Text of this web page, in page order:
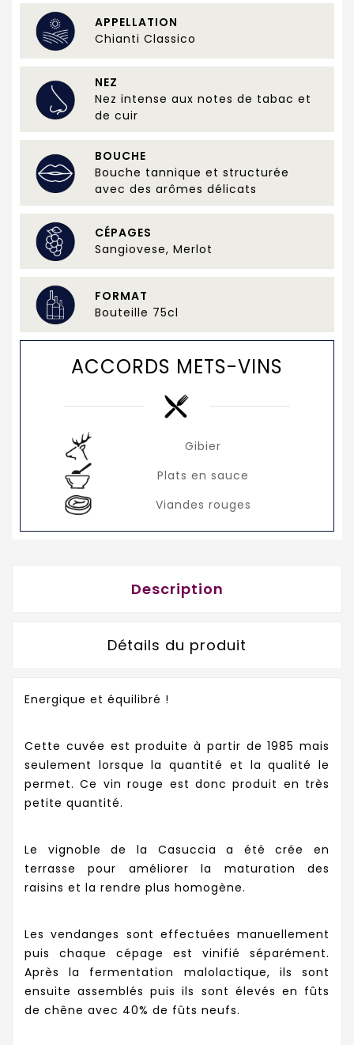
APPELLATION
Chianti Classico
NEZ
Nez intense aux notes de tabac et
de cuir
BOUCHE
Bouche tannique et structurée
avec des arômes délicats
CÉPAGES
Sangiovese, Merlot
FORMAT
Bouteille 75cl
ACCORDS METS-VINS
Gibier
Plats en sauce
Viandes rouges
Description
Détails du produit
Energique et équilibré !
Cette cuvée est produite à partir de 1985 mais
seulement lorsque la quantité et la qualité le
permet. Ce vin rouge est donc produit en très
petite quantité.
Le vignoble de la Casuccia a été crée en
terrasse pour améliorer la maturation des
raisins et la rendre plus homogène.
Les vendanges sont effectuées manuellement
puis chaque cépage est vinifié séparément.
Après la fermentation malolactique, ils sont
ensuite assemblés puis ils sont élevés en fûts
de chêne avec 40% de fûts neufs.